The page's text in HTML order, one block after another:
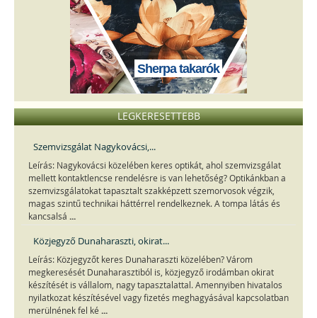
Sherpa takarók
LEGKERESETTEBB
Szemvizsgálat Nagykovácsi,...
Leírás: Nagykovácsi közelében keres optikát, ahol szemvizsgálat
mellett kontaktlencse rendelésre is van lehetőség? Optikánkban a
szemvizsgálatokat tapasztalt szakképzett szemorvosok végzik,
magas szintű technikai háttérrel rendelkeznek. A tompa látás és
kancsalsá ...
Közjegyző Dunaharaszti, okirat...
Leírás: Közjegyzőt keres Dunaharaszti közelében? Várom
megkeresését Dunaharasztiból is, közjegyző irodámban okirat
készítését is vállalom, nagy tapasztalattal. Amennyiben hivatalos
nyilatkozat készítésével vagy fizetés meghagyásával kapcsolatban
merülnének fel ké ...